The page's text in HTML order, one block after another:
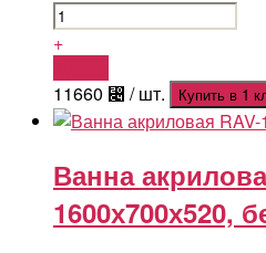
+
11660 ⃄ / шт. Купить в 1
Ванна
1600х700х520,